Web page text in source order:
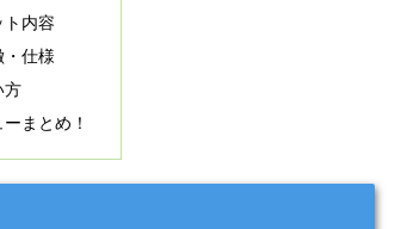
ト内容
・仕様
方
まとめ！